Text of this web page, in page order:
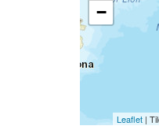
−
Leaflet|